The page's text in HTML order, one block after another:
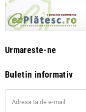
Urmareste-ne
Buletin informativ